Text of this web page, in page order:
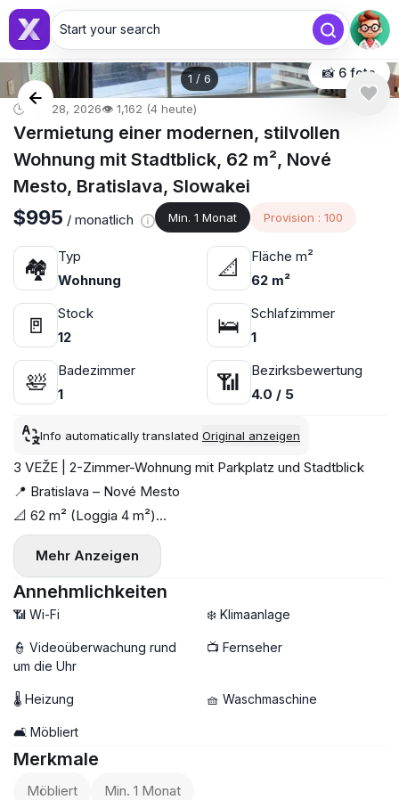
Start your search
1 / 6 📸 6 foto
🕒 Apr 28, 2026👁️ 1,162 (4 heute)
Vermietung einer modernen, stilvollen
Wohnung mit Stadtblick, 62 m², Nové
Mesto, Bratislava, Slowakei
$995 / monatlich Min. 1 Monat Provision : 100
🏘
Typ
Wohnung
📐
Fläche m²
62 m²
🚪
Stock
12
🛌
Schlafzimmer
1
🛀
Badezimmer
1
📶
Bezirksbewertung
4.0 / 5
Info automatically translated Original anzeigen
3 VEŽE | 2-Zimmer-Wohnung mit Parkplatz und Stadtblick
📍 Bratislava – Nové Mesto
📐 62 m² (Loggia 4 m²)
🏢 16 / 22 Etage
☀️ Ausrichtung: Südwesten
📦 Sofort verfügbar
🐾 Katze erlaubt
Veže. Vollständig ausgestattet — einziehen und wohlfühlen.
— Wohnzimmer mit Küche
— separates Schlafzimmer
— Badezimmer
Mehr Anzeigen
Annehmlichkeiten
📶 Wi-Fi ❄️ Klimaanlage
👮 Videoüberwachung rund
um die Uhr
📺 Fernseher
🌡 Heizung 🧺 Waschmaschine
🛋️ Möbliert
Merkmale
Möbliert Min. 1 Monat